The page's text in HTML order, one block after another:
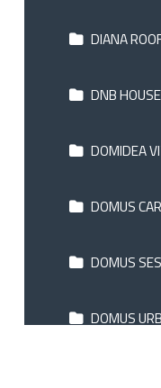
DIANA
DNB
DOMIDEA
DOMUS
DOMUS
DOMUS